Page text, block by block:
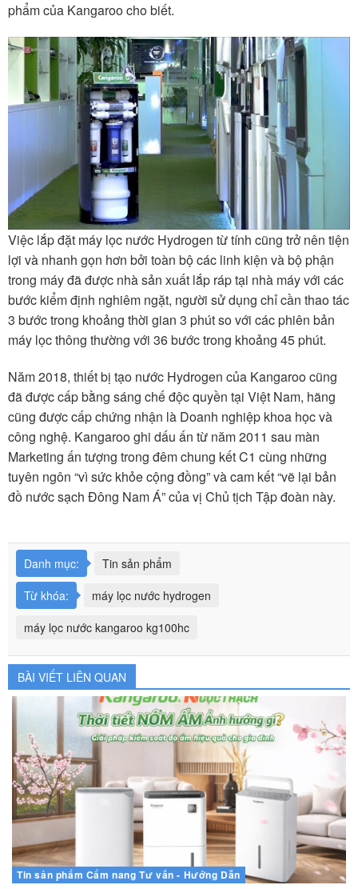
phẩm của Kangaroo cho biết.
Việc lắp đặt máy lọc nước Hydrogen từ tính cũng trở nên tiện
lợi và nhanh gọn hơn bởi toàn bộ các linh kiện và bộ phận
trong máy đã được nhà sản xuất lắp ráp tại nhà máy với các
bước kiểm định nghiêm ngặt, người sử dụng chỉ cần thao tác
3 bước trong khoảng thời gian 3 phút so với các phiên bản
máy lọc thông thường với 36 bước trong khoảng 45 phút.
Năm 2018, thiết bị tạo nước Hydrogen của Kangaroo cũng
đã được cấp bằng sáng chế độc quyền tại Việt Nam, hãng
cũng được cấp chứng nhận là Doanh nghiệp khoa học và
công nghệ. Kangaroo ghi dấu ấn từ năm 2011 sau màn
Marketing ấn tượng trong đêm chung kết C1 cùng những
tuyên ngôn “vì sức khỏe cộng đồng” và cam kết “vẽ lại bản
đồ nước sạch Đông Nam Á” của vị Chủ tịch Tập đoàn này.
Danh mục:
Tin sản phẩm
Từ khóa:
máy lọc nước hydrogen
máy lọc nước kangaroo kg100hc
BÀI VIẾT LIÊN QUAN
Tin sản phẩm Cẩm nang Tư vấn - Hướng Dẫn